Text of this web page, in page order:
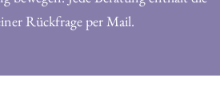
Rückfrage per Mail.